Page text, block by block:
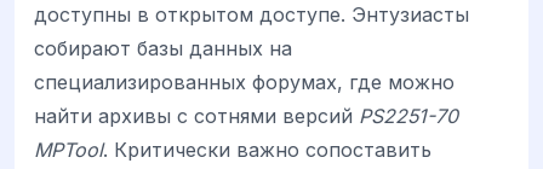
доступны в открытом доступе. Энтузиасты
собирают базы данных на
специализированных форумах, где можно
найти архивы с сотнями версий PS2251-70
MPTool. Критически важно сопоставить